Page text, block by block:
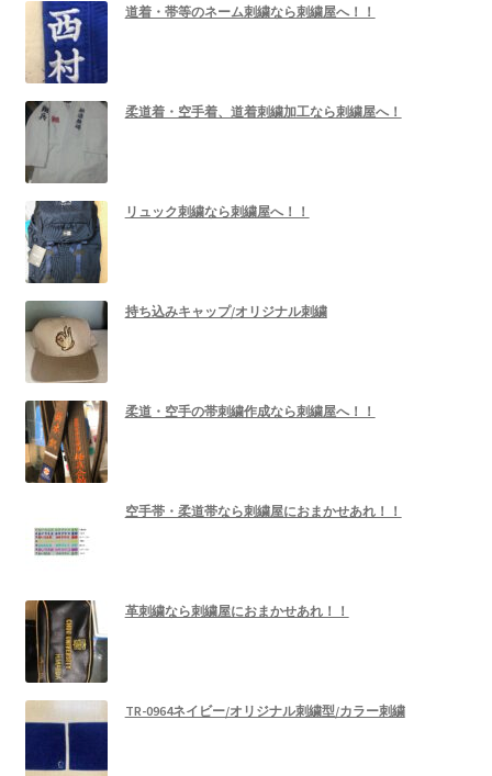
道着・帯等のネーム刺繍なら刺繍屋へ！！
柔道着・空手着、道着刺繍加工なら刺繍屋へ！
リュック刺繍なら刺繍屋へ！！
持ち込みキャップ/オリジナル刺繍
柔道・空手の帯刺繍作成なら刺繍屋へ！！
空手帯・柔道帯なら刺繍屋におまかせあれ！！
革刺繍なら刺繍屋におまかせあれ！！
TR-0964ネイビー/オリジナル刺繍型/カラー刺繍